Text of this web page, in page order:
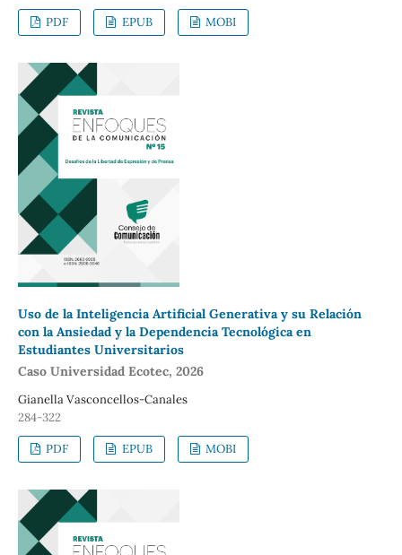
PDF EPUB MOBI
Uso de la Inteligencia Artificial Generativa y su Relación
con la Ansiedad y la Dependencia Tecnológica en
Estudiantes Universitarios
Caso Universidad Ecotec, 2026
Gianella Vasconcellos-Canales
284-322
PDF EPUB MOBI